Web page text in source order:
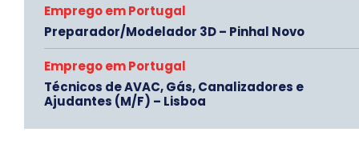
Emprego em Portugal
Preparador/Modelador 3D – Pinhal Novo
Emprego em Portugal
Técnicos de AVAC, Gás, Canalizadores e
Ajudantes (M/F) – Lisboa